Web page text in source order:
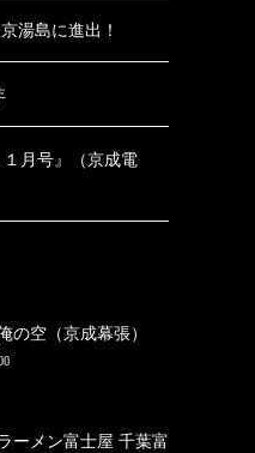
湯島に進出！
１月号』（京成電
の空（京成幕張）
ーメン富士屋 千葉富